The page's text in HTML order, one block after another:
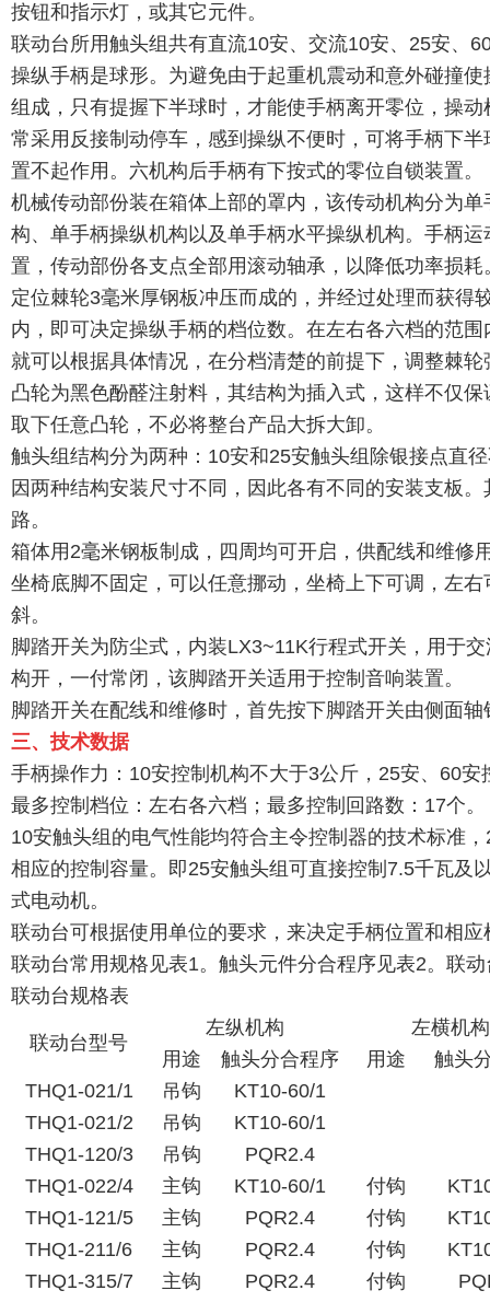
按钮和指示灯，或其它元件。
联动台所用触头组共有直流10安、交流10安、25安、
操纵手柄是球形。为避免由于起重机震动和意外碰撞
组成，只有提握下半球时，才能使手柄离开零位，操
常采用反接制动停车，感到操纵不便时，可将手柄下
置不起作用。六机构后手柄有下按式的零位自锁装置。
机械传动部份装在箱体上部的罩内，该传动机构分为
构、单手柄操纵机构以及单手柄水平操纵机构。手柄
置，传动部份各支点全部用滚动轴承，以降低功率损耗
定位棘轮3毫米厚钢板冲压而成的，并经过处理而获
内，即可决定操纵手柄的档位数。在左右各六档的范
就可以根据具体情况，在分档清楚的前提下，调整棘
凸轮为黑色酚醛注射料，其结构为插入式，这样不仅
取下任意凸轮，不必将整台产品大拆大卸。
触头组结构分为两种：10安和25安触头组除银接点直
因两种结构安装尺寸不同，因此各有不同的安装支板
路。
箱体用2毫米钢板制成，四周均可开启，供配线和维修
坐椅底脚不固定，可以任意挪动，坐椅上下可调，左
斜。
脚踏开关为防尘式，内装LX3~11K行程式开关，用于
构开，一付常闭，该脚踏开关适用于控制音响装置。
脚踏开关在配线和维修时，首先按下脚踏开关由侧面
三、技术数据
手柄操作力：10安控制机构不大于3公斤，25安、60安
最多控制档位：左右各六档；最多控制回路数：17个。
10安触头组的电气性能均符合主令控制器的技术标准
相应的控制容量。即25安触头组可直接控制7.5千瓦及
式电动机。
联动台可根据使用单位的要求，来决定手柄位置和相
联动台常用规格见表1。触头元件分合程序见表2。联
联动台规格表
联动台型号
左纵机构
左横机构
用途
触头分合程序 用途
触头
THQ1-021/1
吊钩
KT10-60/1
THQ1-021/2
吊钩
KT10-60/1
THQ1-120/3
吊钩
PQR2.4
THQ1-022/4
主钩 KT10-60/1 付钩
THQ1-121/5
主钩 PQR2.4 付钩
THQ1-211/6
主钩 PQR2.4 付钩
THQ1-315/7
主钩 PQR2.4 付钩